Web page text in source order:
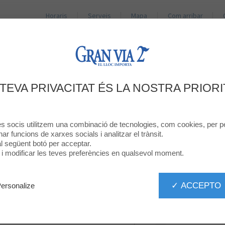
Horaris Serveis Mapa Com arribar
DÓNA LA TEVA OPINIÓ
PRIVACITAT ÉS LA NOSTRA
socis utilitzem una combinació de tecnologies, com cookies, per
funcions de xarxes socials i analitzar el trànsit.
següent botó per acceptar.
i modificar les teves preferències en qualsevol moment.
✓ ACCEPTO